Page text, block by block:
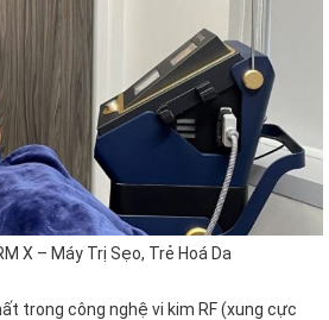
X – Máy Trị Sẹo, Trẻ Hoá Da
trong công nghệ vi kim RF (xung cực